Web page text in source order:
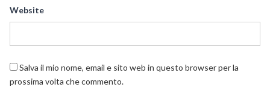
Website
Salva il mio nome, email e sito web in questo browser per la
prossima volta che commento.